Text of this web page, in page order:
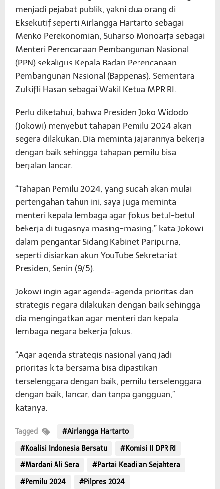
menjadi pejabat publik, yakni dua orang di
Eksekutif seperti Airlangga Hartarto sebagai
Menko Perekonomian, Suharso Monoarfa sebagai
Menteri Perencanaan Pembangunan Nasional
(PPN) sekaligus Kepala Badan Perencanaan
Pembangunan Nasional (Bappenas). Sementara
Zulkifli Hasan sebagai Wakil Ketua MPR RI.
Perlu diketahui, bahwa Presiden Joko Widodo
(Jokowi) menyebut tahapan Pemilu 2024 akan
segera dilakukan. Dia meminta jajarannya bekerja
dengan baik sehingga tahapan pemilu bisa
berjalan lancar.
“Tahapan Pemilu 2024, yang sudah akan mulai
pertengahan tahun ini, saya juga meminta
menteri kepala lembaga agar fokus betul-betul
bekerja di tugasnya masing-masing,” kata Jokowi
dalam pengantar Sidang Kabinet Paripurna,
seperti disiarkan akun YouTube Sekretariat
Presiden, Senin (9/5).
Jokowi ingin agar agenda-agenda prioritas dan
strategis negara dilakukan dengan baik sehingga
dia mengingatkan agar menteri dan kepala
lembaga negara bekerja fokus.
“Agar agenda strategis nasional yang jadi
prioritas kita bersama bisa dipastikan
terselenggara dengan baik, pemilu terselenggara
dengan baik, lancar, dan tanpa gangguan,”
katanya.
Tagged
#Airlangga Hartarto
#Koalisi Indonesia Bersatu
#Komisi II DPR RI
#Mardani Ali Sera
#Partai Keadilan Sejahtera
#Pemilu 2024
#Pilpres 2024